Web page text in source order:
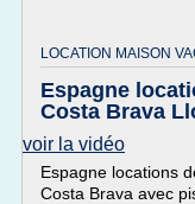
LOCATION MAISON
Espagne
Costa Brava
voir la vidéo
Espagne locations
Costa Brava avec